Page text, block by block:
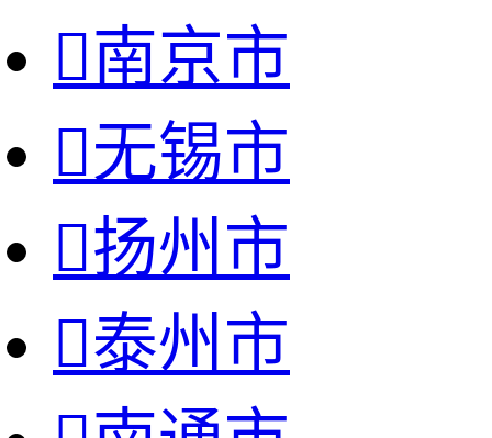
南京市
无锡市
扬州市
泰州市